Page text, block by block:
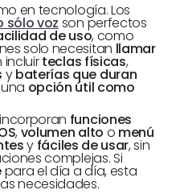
en tecnología. Los
sólo voz son perfectos
de uso, como
solo necesitan llamar
incluirteclas físicas,
ybaterías que duran
opción útil como
funciones
, volumen alto o menú
y fáciles de usar, sin
complejas. Si
para el día a día, esta
necesidades.